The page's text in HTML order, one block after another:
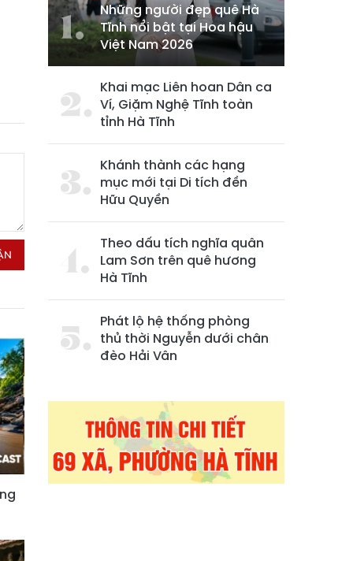
Những người đẹp quê Hà
Tĩnh nổi bật tại Hoa hậu
Việt Nam 2026
Khai mạc Liên hoan Dân ca
Ví, Giặm Nghệ Tĩnh toàn
tỉnh Hà Tĩnh
Khánh thành các hạng
mục mới tại Di tích đền
Hữu Quyền
Theo dấu tích nghĩa quân
Lam Sơn trên quê hương
Hà Tĩnh
Phát lộ hệ thống phòng
thủ thời Nguyễn dưới chân
đèo Hải Vân